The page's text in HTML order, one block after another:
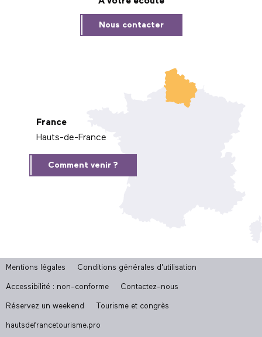
Nous contacter
France
Hauts-de-France
Comment venir ?
Mentions légales Conditions générales d'utilisation
Accessibilité : non-conforme Contactez-nous
Réservez un weekend Tourisme et congrès
hautsdefrancetourisme.pro